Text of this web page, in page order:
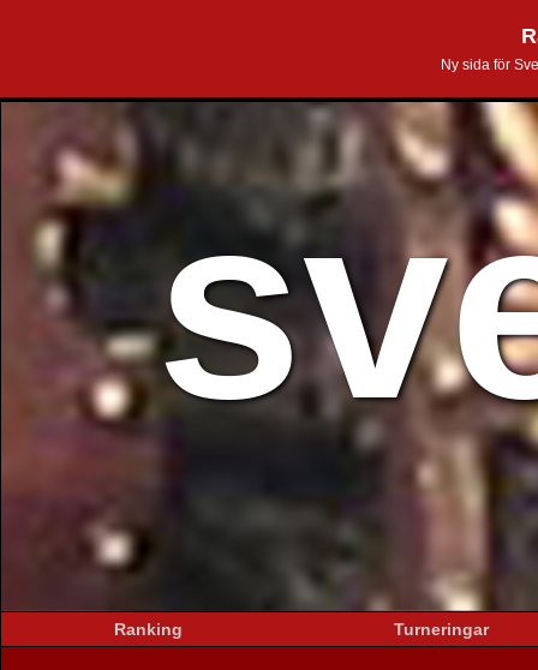
Ny sida för
Ranking Turneringar